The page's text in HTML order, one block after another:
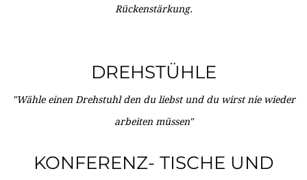
Rückenstärkung.
DREHSTÜHLE
"Wähle einen Drehstuhl den du liebst und du wirst nie wieder
arbeiten müssen"
KONFERENZ- TISCHE UND